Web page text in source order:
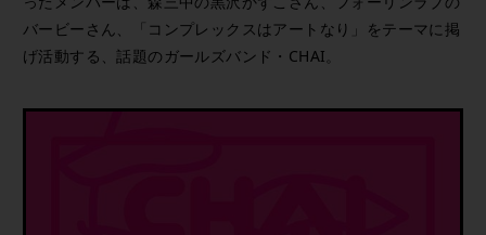
バービーさん、「コンプレックスはアートなり」をテーマに掲
げ活動する、話題のガールズバンド・CHAI。